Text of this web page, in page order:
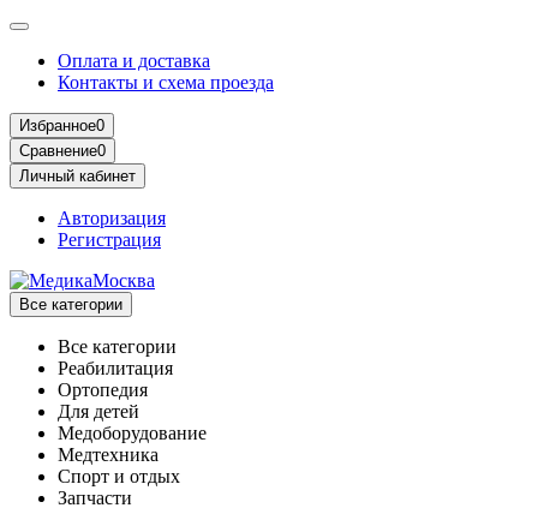
Оплата и доставка
Контакты и схема проезда
Избранное0
Сравнение0
Личный кабинет
Авторизация
Регистрация
Все категории
Все категории
Реабилитация
Ортопедия
Для детей
Медоборудование
Mедтехника
Спорт и отдых
Запчасти